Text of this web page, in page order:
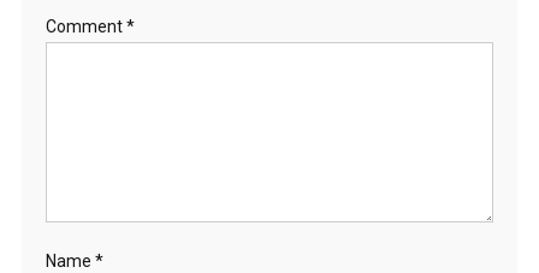
Comment*
Name *